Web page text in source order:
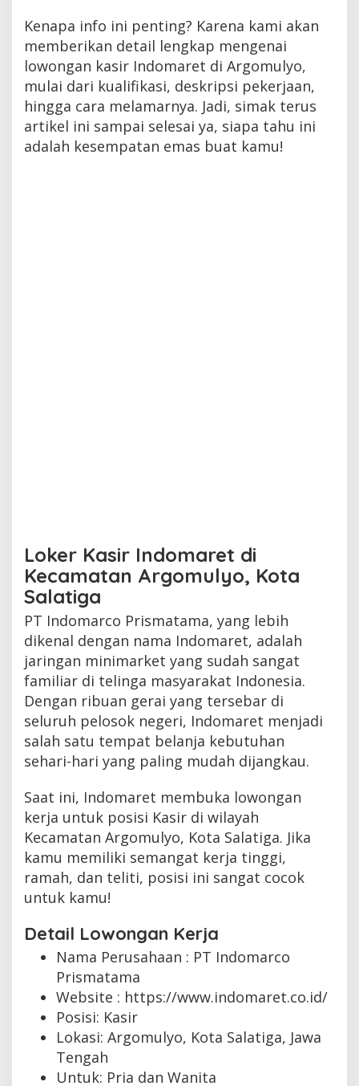
Kenapa info ini penting? Karena kami akan
memberikan detail lengkap mengenai
lowongan kasir Indomaret di Argomulyo,
mulai dari kualifikasi, deskripsi pekerjaan,
hingga cara melamarnya. Jadi, simak terus
artikel ini sampai selesai ya, siapa tahu ini
adalah kesempatan emas buat kamu!
Loker Kasir Indomaret di
Kecamatan Argomulyo, Kota
Salatiga
PT Indomarco Prismatama, yang lebih
dikenal dengan nama Indomaret, adalah
jaringan minimarket yang sudah sangat
familiar di telinga masyarakat Indonesia.
Dengan ribuan gerai yang tersebar di
seluruh pelosok negeri, Indomaret menjadi
salah satu tempat belanja kebutuhan
sehari-hari yang paling mudah dijangkau.
Saat ini, Indomaret membuka lowongan
kerja untuk posisi Kasir di wilayah
Kecamatan Argomulyo, Kota Salatiga. Jika
kamu memiliki semangat kerja tinggi,
ramah, dan teliti, posisi ini sangat cocok
untuk kamu!
Detail Lowongan Kerja
Nama Perusahaan : PT Indomarco
Prismatama
Website : https://www.indomaret.co.id/
Posisi: Kasir
Lokasi: Argomulyo, Kota Salatiga, Jawa
Tengah
Untuk: Pria dan Wanita